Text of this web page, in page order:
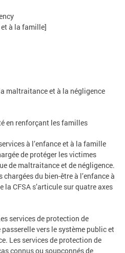
à la famille]
maltraitance et à la négligence
en renforçant les familles
à l’enfance et à la famille
de protéger les victimes
de maltraitance et de négligence.
du bien-être à l’enfance à
la CFSA s’articule sur quatre axes
services de protection de
passerelle vers le système public et
Les services de protection de
connus ou soupçonnés de